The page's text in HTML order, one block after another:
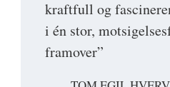
kraftfull og
i én stor,
framover”